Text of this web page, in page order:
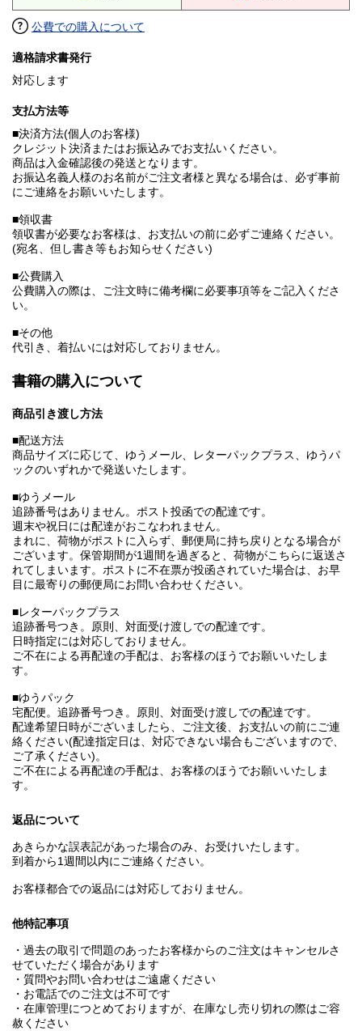
公費での購入について
適格請求書発行
対応します
支払方法等
■決済方法(個人のお客様)
クレジット決済またはお振込みでお支払いください。
商品は入金確認後の発送となります。
お振込名義人様のお名前がご注文者様と異なる場合は、必ず事前
にご連絡をお願いいたします。
■領収書
領収書が必要なお客様は、お支払いの前に必ずご連絡ください。
(宛名、但し書き等もお知らせください)
■公費購入
公費購入の際は、ご注文時に備考欄に必要事項等をご記入くださ
い。
■その他
代引き、着払いには対応しておりません。
書籍の購入について
商品引き渡し方法
■配送方法
商品サイズに応じて、ゆうメール、レターパックプラス、ゆうパ
ックのいずれかで発送いたします。
■ゆうメール
追跡番号はありません。ポスト投函での配達です。
週末や祝日には配達がおこなわれません。
まれに、荷物がポストに入らず、郵便局に持ち戻りとなる場合が
ございます。保管期間が1週間を過ぎると、荷物がこちらに返送さ
れてしまいます。ポストに不在票が投函されていた場合は、お早
目に最寄りの郵便局にお問い合わせください。
■レターパックプラス
追跡番号つき。原則、対面受け渡しでの配達です。
日時指定には対応しておりません。
ご不在による再配達の手配は、お客様のほうでお願いいたしま
す。
■ゆうパック
宅配便。追跡番号つき。原則、対面受け渡しでの配達です。
配達希望日時がございましたら、ご注文後、お支払いの前にご連
絡ください(配達指定日は、対応できない場合もございますので、
ご了承ください)。
ご不在による再配達の手配は、お客様のほうでお願いいたしま
す。
返品について
あきらかな誤表記があった場合のみ、お受けいたします。
到着から1週間以内にご連絡ください。
お客様都合での返品には対応しておりません。
他特記事項
・過去の取引で問題のあったお客様からのご注文はキャンセルさ
せていただく場合があります
・質問やお問い合わせはご遠慮ください
・お電話でのご注文は不可です
・在庫管理につとめておりますが、在庫なし売り切れの際はご容
赦ください